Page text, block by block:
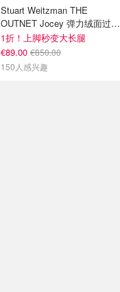
Stuart Weitzman THE
OUTNET Jocey 弹力绒面过膝
靴
1折！上脚秒变大长腿
€89.00 €850.00
150人感兴趣